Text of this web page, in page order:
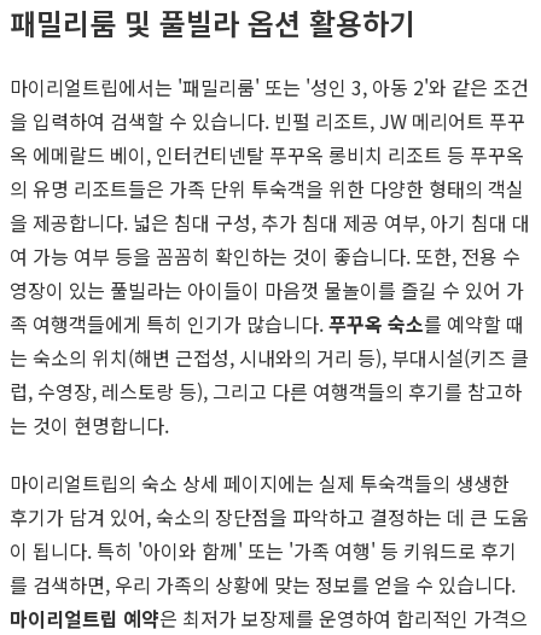
패밀리룸 및 풀빌라 옵션 활용하기
마이리얼트립에서는 '패밀리룸' 또는 '성인 3, 아동 2'와 같은 조건
을 입력하여 검색할 수 있습니다. 빈펄 리조트, JW 메리어트 푸꾸
옥 에메랄드 베이, 인터컨티넨탈 푸꾸옥 롱비치 리조트 등 푸꾸옥
의 유명 리조트들은 가족 단위 투숙객을 위한 다양한 형태의 객실
을 제공합니다. 넓은 침대 구성, 추가 침대 제공 여부, 아기 침대 대
여 가능 여부 등을 꼼꼼히 확인하는 것이 좋습니다. 또한, 전용 수
영장이 있는 풀빌라는 아이들이 마음껏 물놀이를 즐길 수 있어 가
족 여행객들에게 특히 인기가 많습니다.푸꾸옥 숙소를 예약할 때
는 숙소의 위치(해변 근접성, 시내와의 거리 등), 부대시설(키즈 클
럽, 수영장, 레스토랑 등), 그리고 다른 여행객들의 후기를 참고하
는 것이 현명합니다.
마이리얼트립의 숙소 상세 페이지에는 실제 투숙객들의 생생한
후기가 담겨 있어, 숙소의 장단점을 파악하고 결정하는 데 큰 도움
이 됩니다. 특히 '아이와 함께' 또는 '가족 여행' 등 키워드로 후기
를 검색하면, 우리 가족의 상황에 맞는 정보를 얻을 수 있습니다.
마이리얼트립 예약은 최저가 보장제를 운영하여 합리적인 가격으